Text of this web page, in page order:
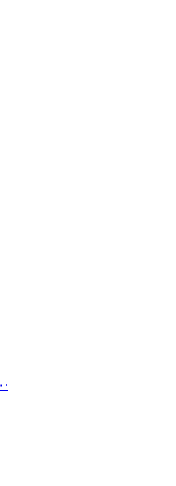
·٠•✿ Handarbeit Forum ✿•٠·